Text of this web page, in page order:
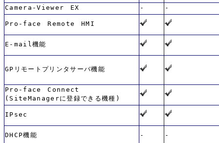
Camera-Viewer EX - -
Pro-face Remote HMI
E-mail機能
GPリモートプリンタサーバ機能
Pro-face Connect
(SiteManagerに登録できる機種)
IPsec
DHCP機能 - -